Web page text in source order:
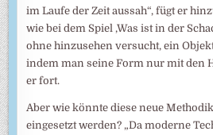
im Laufe der Zeit aussah“, fügt er
wie bei dem Spiel ‚Was ist in der
ohne hinzusehen versucht, ein
indem man seine Form nur mit den
er fort.
Aber wie könnte diese neue
eingesetzt werden? „Da moderne